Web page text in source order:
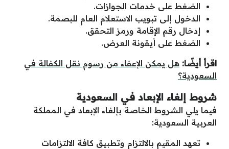
الضغط على خدمات الجوازات.
الدخول إلى تبويب الاستعلام العام للبصمة.
إدخال رقم الإقامة ورمز التحقق.
الضغط على أيقونة العرض.
اقرأ أيضًا: هل يمكن الإعفاء من رسوم نقل الكفالة في
السعودية؟
شروط إلغاء الإبعاد في السعودية
فيما يلي الشروط الخاصة بإلغاء الإبعاد في المملكة
العربية السعودية:
تعهد المقيم بالالتزام وتطبيق كافة الالتزامات